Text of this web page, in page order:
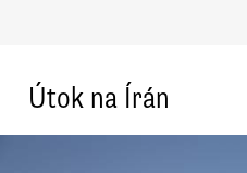
Útok na Írán